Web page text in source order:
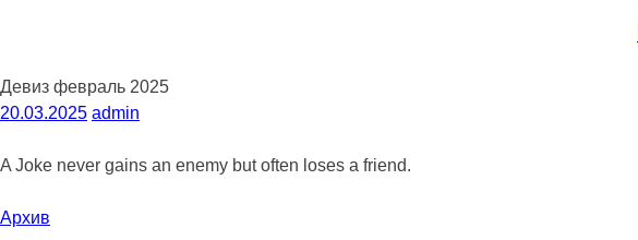
Девиз февраль 2025
20.03.2025 admin
A Joke never gains an enemy but often loses a friend.
Архив